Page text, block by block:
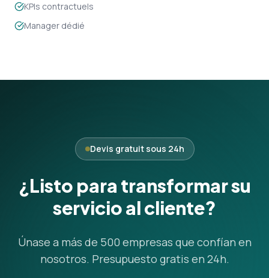
KPIs contractuels
Manager dédié
Devis gratuit sous 24h
¿Listo para transformar su
servicio al cliente?
Únase a más de 500 empresas que confían en
nosotros. Presupuesto gratis en 24h.